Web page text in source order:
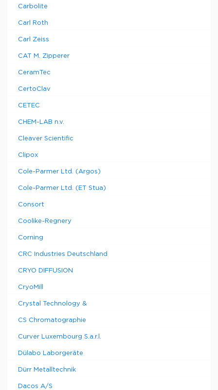
Carbolite
Carl Roth
Carl Zeiss
CAT M. Zipperer
CeramTec
CertoClav
CETEC
CHEM-LAB n.v.
Cleaver Scientific
Clipox
Cole-Parmer Ltd. (Argos)
Cole-Parmer Ltd. (ET Stua)
Consort
Coolike-Regnery
Corning
CRC Industries Deutschland
CRYO DIFFUSION
CryoMill
Crystal Technology &
CS Chromatographie
Curver Luxembourg S.a.r.l.
Dülabo Laborgeräte
Dürr Metalltechnik
Dacos A/S